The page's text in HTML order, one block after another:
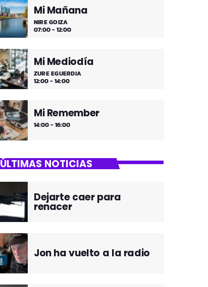
Mi Mañana
NIRE GOIZA
07:00 - 12:00
Mi Mediodía
ZURE EGUERDIA
12:00 - 14:00
Mi Remember
14:00 - 16:00
ÚLTIMAS NOTICIAS
Dejarte caer para
renacer
Jon ha vuelto a la radio